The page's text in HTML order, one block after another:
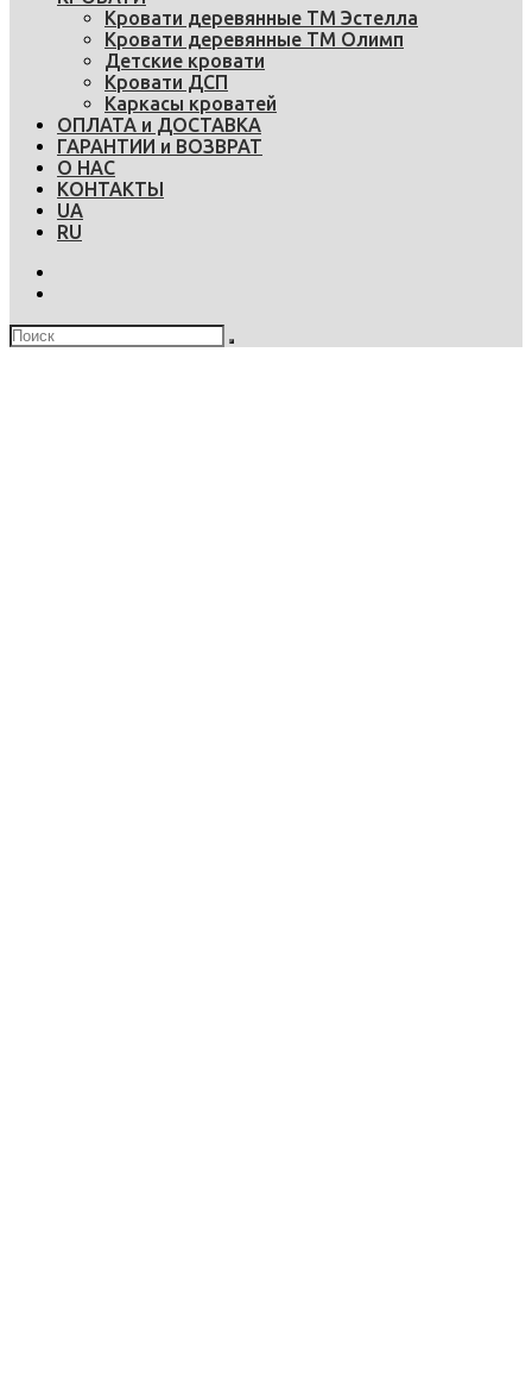
Кровати деревянные ТМ Эстелла
Кровати деревянные ТМ Олимп
Детские кровати
Кровати ДСП
Каркасы кроватей
ОПЛАТА и ДОСТАВКА
ГАРАНТИИ и ВОЗВРАТ
О НАС
КОНТАКТЫ
UA
RU